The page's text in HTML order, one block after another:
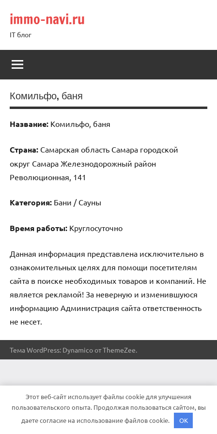
содержимому
immo-navi.ru
IT блог
Комильфо, баня
Название: Комильфо, баня
Страна: Самарская область Самара городской
округ Самара Железнодорожный район
Революционная, 141
Категория: Бани / Сауны
Время работы: Круглосуточно
Данная информация представлена исключительно в
ознакомительных целях для помощи посетителям
сайта в поиске необходимых товаров и компаний. Не
является рекламой! За неверную и изменившуюся
информацию Администрация сайта ответственность
не несет.
Тема WordPress: Dynamico от ThemeZee.
Этот веб-сайт использует файлы cookie для улучшения
пользовательского опыта. Продолжая пользоваться сайтом, вы
даете согласие на использование файлов cookie.
OK